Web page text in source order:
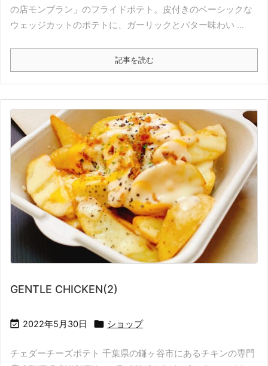
の店モンブラン」のフライドポテト。皮付きのベーシックな
ウェッジカットのポテトに、ガーリックとバター味わい ...
記事を読む
GENTLE CHICKEN(2)
 2022年5月30日  ショップ
チェダーチーズポテト 千葉県の鎌ヶ谷市にあるチキンの専門